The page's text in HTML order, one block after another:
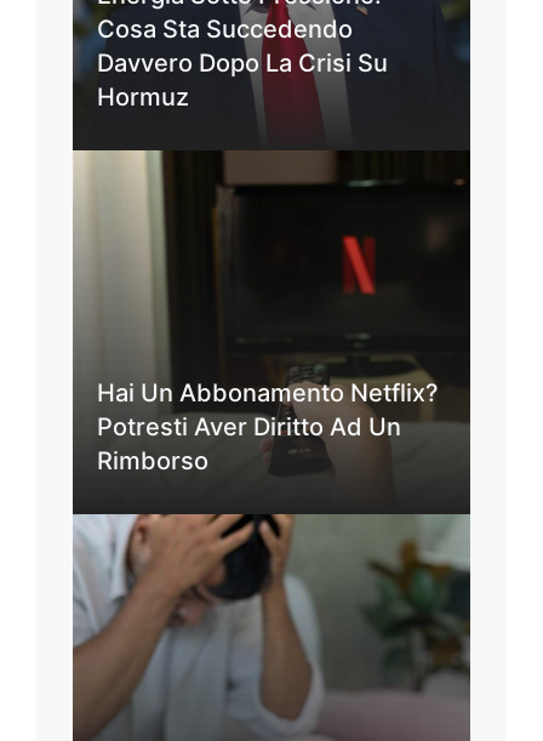
Cosa Sta Succedendo
Davvero Dopo La Crisi Su
Hormuz
Hai Un Abbonamento Netflix?
Potresti Aver Diritto Ad Un
Rimborso